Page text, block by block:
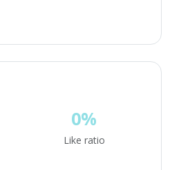
0%
Like ratio